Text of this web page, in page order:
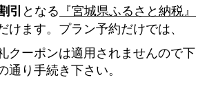
引 となる 『宮城県ふるさと納税』
けます。プラン予約だけでは、
クーポンは適用されませんので下
通り手続き下さい。